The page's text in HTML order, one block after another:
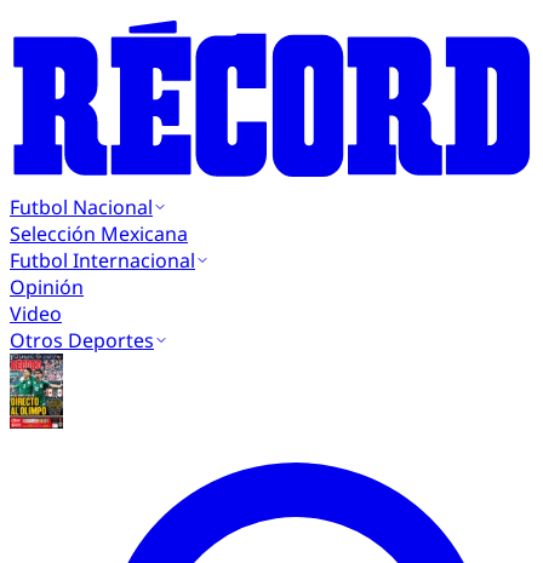
Futbol Nacional
Selección Mexicana
Futbol Internacional
Opinión
Video
Otros Deportes